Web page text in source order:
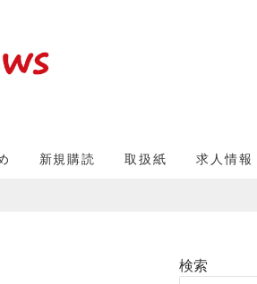
新規購読 取扱紙 求人情報
検索